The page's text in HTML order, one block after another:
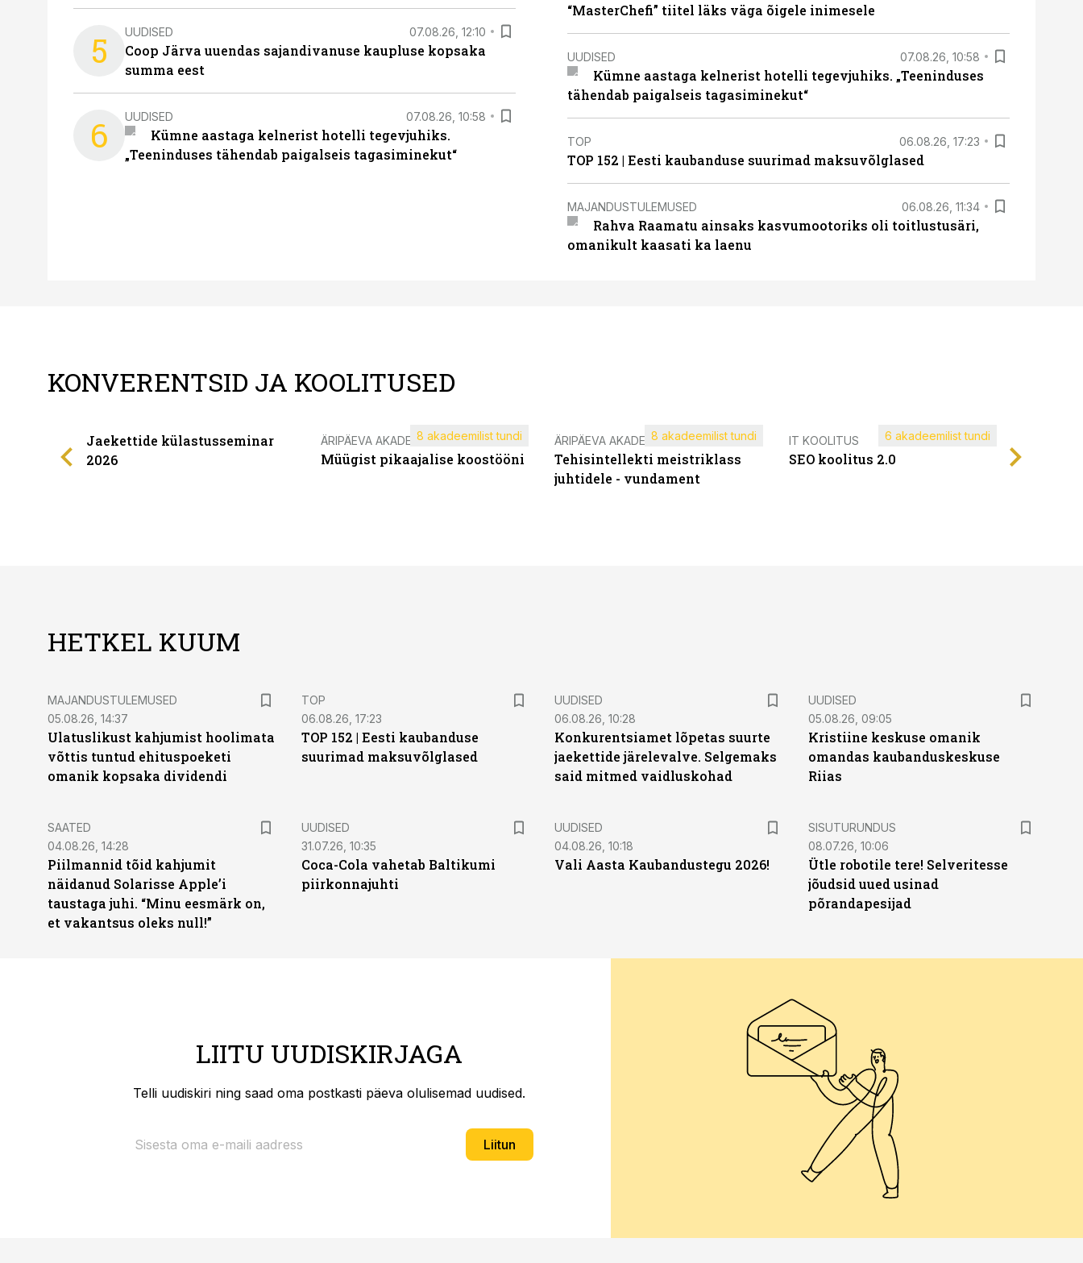
5 UUDISED 07.08.26, 12:10
Coop Järva uuendas sajandivanuse kaupluse kopsaka
summa eest
6 UUDISED 07.08.26, 10:58
Kümne aastaga kelnerist hotelli tegevjuhiks.
„Teeninduses tähendab paigalseis tagasiminekut“
“MasterChefi” tiitel läks väga õigele inimesele
UUDISED 07.08.26, 10:58
Kümne aastaga kelnerist hotelli tegevjuhiks. „Teeninduses
tähendab paigalseis tagasiminekut“
TOP 06.08.26, 17:23
TOP 152 | Eesti kaubanduse suurimad maksuvõlglased
MAJANDUSTULEMUSED 06.08.26, 11:34
Rahva Raamatu ainsaks kasvumootoriks oli toitlustusäri,
omanikult kaasati ka laenu
KONVERENTSID JA KOOLITUSED
Jaekettide külastusseminar
2026
ÄRIPÄEVA AKADEEMIA
Müügist pikaajalise koostööni
8 akadeemilist tundi ÄRIPÄEVA AKADEEMIA
Tehisintellekti meistriklass
juhtidele - vundament
8 akadeemilist tundi IT KOOLITUS
SEO koolitus 2.0
6 akadeemilist tundi
HETKEL KUUM
MAJANDUSTULEMUSED
05.08.26, 14:37
Ulatuslikust kahjumist hoolimata
võttis tuntud ehituspoeketi
omanik kopsaka dividendi
TOP
06.08.26, 17:23
TOP 152 | Eesti kaubanduse
suurimad maksuvõlglased
UUDISED
06.08.26, 10:28
Konkurentsiamet lõpetas suurte
jaekettide järelevalve. Selgemaks
said mitmed vaidluskohad
UUDISED
05.08.26, 09:05
Kristiine keskuse omanik
omandas kaubanduskeskuse
Riias
SAATED
04.08.26, 14:28
Piilmannid tõid kahjumit
näidanud Solarisse Apple’i
taustaga juhi. “Minu eesmärk on,
et vakantsus oleks null!”
UUDISED
31.07.26, 10:35
Coca-Cola vahetab Baltikumi
piirkonnajuhti
UUDISED
04.08.26, 10:18
Vali Aasta Kaubandustegu 2026!
ST
SISUTURUNDUS
08.07.26, 10:06
Ütle robotile tere! Selveritesse
jõudsid uued usinad
põrandapesijad
LIITU UUDISKIRJAGA
Telli uudiskiri ning saad oma postkasti päeva olulisemad uudised.
Liitun